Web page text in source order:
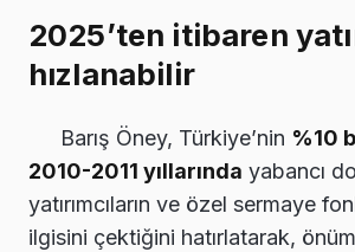
2025’ten itibaren
hızlanabilir
Barış Öney, Türkiye’nin %10
2010-2011 yıllarında yabancı
yatırımcıların ve özel sermaye
ilgisini çektiğini hatırlatarak,